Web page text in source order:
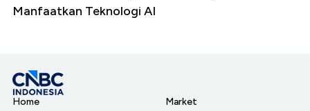
Manfaatkan Teknologi AI
Home
Market